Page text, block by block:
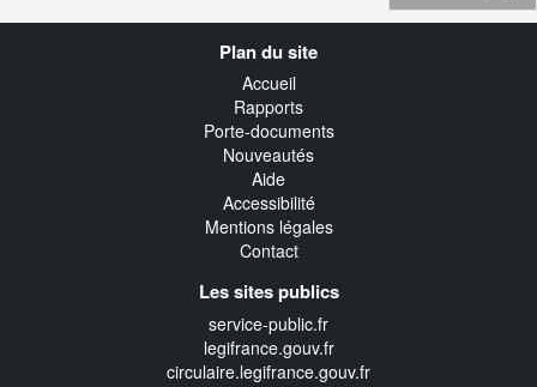
Plan du site
Accueil
Rapports
Porte-documents
Nouveautés
Aide
Accessibilité
Mentions légales
Contact
Les sites publics
service-public.fr
legifrance.gouv.fr
circulaire.legifrance.gouv.fr